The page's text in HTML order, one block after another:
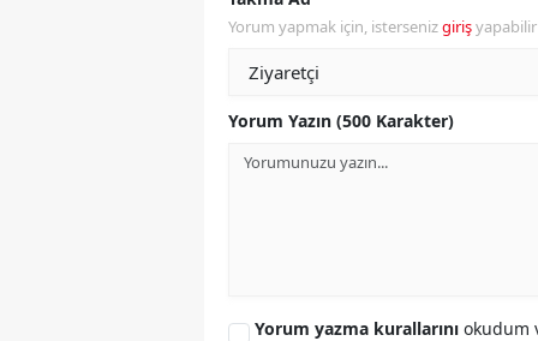
Yorum yapmak için, istersenizgiriş
Yorum Yazın (500 Karakter)
Yorum yazma kurallarını okudum